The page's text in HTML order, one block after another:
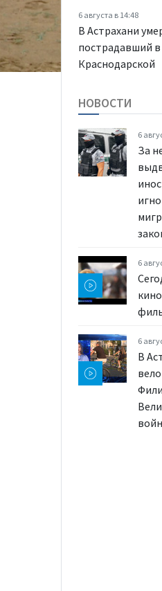
6 августа в 14:48
В Астрахани
пострадавший
Краснодарской
НОВОСТИ
6
За
6
6
В